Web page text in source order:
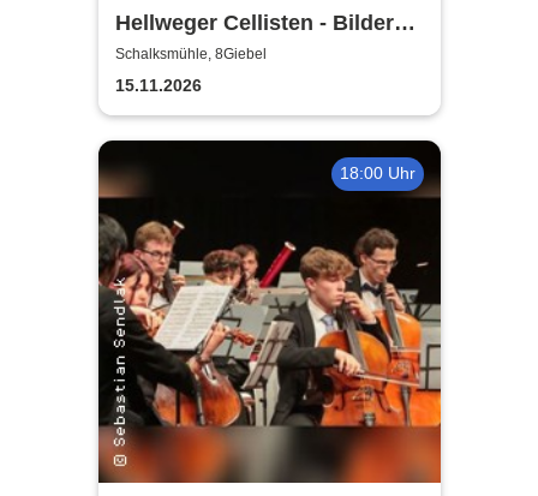
Hellweger Cellisten - Bilder
einer Ausstellung
Schalksmühle, 8Giebel
15.11.2026
18:00 Uhr